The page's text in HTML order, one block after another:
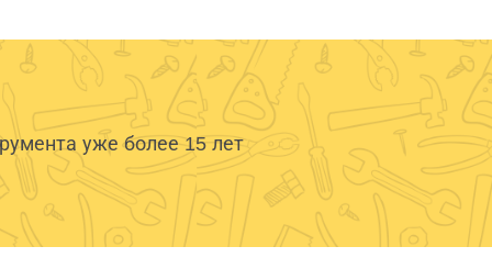
уже более 15 лет